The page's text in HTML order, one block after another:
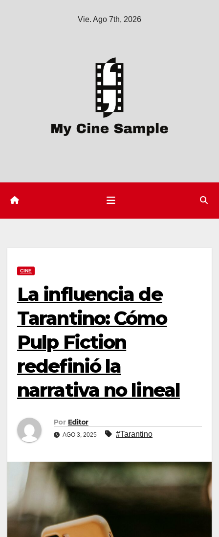
Vie. Ago 7th, 2026
CINE
La influencia de
Tarantino: Cómo
Pulp Fiction
redefinió la
narrativa no lineal
Por Editor
AGO 3, 2025 #Tarantino